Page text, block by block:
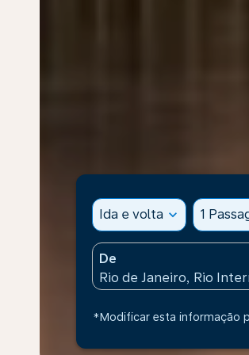
Ida e volta expand_more 1
De
*Modificar esta informação